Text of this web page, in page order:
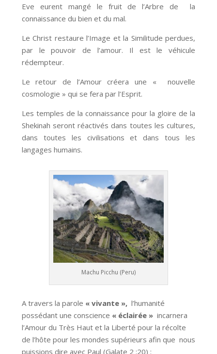
Eve eurent mangé le fruit de l’Arbre de la
connaissance du bien et du mal.
Le Christ restaure l’Image et la Similitude perdues,
par le pouvoir de l’amour. Il est le véhicule
rédempteur.
Le retour de l’Amour créera une « nouvelle
cosmologie » qui se fera par l’Esprit.
Les temples de la connaissance pour la gloire de la
Shekinah seront réactivés dans toutes les cultures,
dans toutes les civilisations et dans tous les
langages humains.
Machu Picchu (Peru)
A travers la parole « vivante », l’humanité
possédant une conscience « éclairée » incarnera
l’Amour du Très Haut et la Liberté pour la récolte
de l’hôte pour les mondes supérieurs afin que nous
puissions dire avec Paul (Galate 2 :20) :